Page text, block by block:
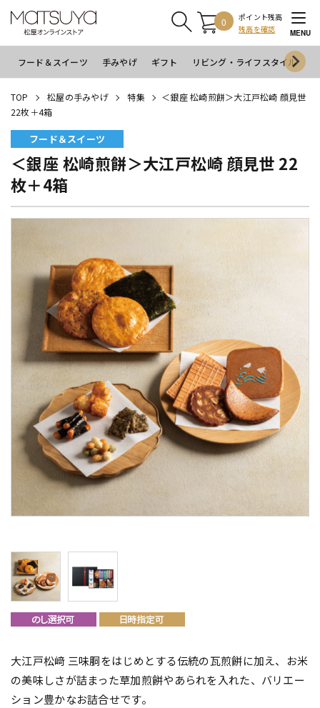
0
ポイント残高
残高を確認
MENU
フード＆スイーツ 手みやげ ギフト リビング・ライフスタイル
TOP 松屋の手みやげ 特集
＜銀座 松崎煎餅＞大江戸松崎 顔見世
22枚＋4箱
フード＆スイーツ
＜銀座 松崎煎餅＞大江戸松崎 顔見世 22
枚＋4箱
大江戸松﨑 三味胴をはじめとする伝統の瓦煎餅に加え、お米
の美味しさが詰まった草加煎餅やあられを入れた、バリエー
ション豊かなお詰合せです。